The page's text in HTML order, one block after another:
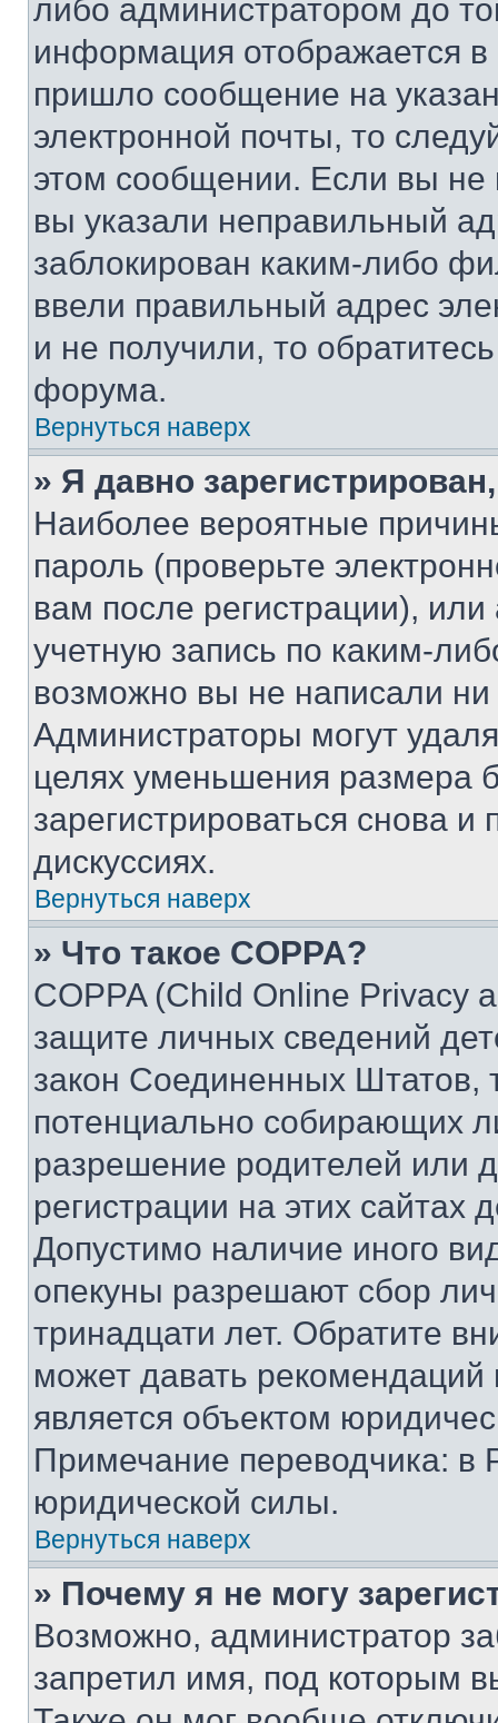
либо администратором до
информация отображается
пришло сообщение на
электронной почты, то
этом сообщении. Если вы
вы указали неправильный
заблокирован каким-либо
ввели правильный адрес
и не получили, то
форума.
Вернуться наверх
» Я давно
Наиболее вероятные
пароль (проверьте
вам после регистрации),
учетную запись по каким-
возможно вы не написали
Администраторы могут
целях уменьшения размера
зарегистрироваться снова и
дискуссиях.
Вернуться наверх
» Что такое COPPA?
COPPA (Child Online Privacy
защите личных сведений
закон Соединенных Штатов,
потенциально собирающих
разрешение родителей или
регистрации на этих сайтах
Допустимо наличие иного
опекуны разрешают сбор
тринадцати лет. Обратите
может давать
является объектом
Примечание переводчика: в
юридической силы.
Вернуться наверх
» Почему я не могу
Возможно, администратор
запретил имя, под которым